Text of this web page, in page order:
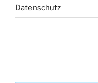
Datenschutz­